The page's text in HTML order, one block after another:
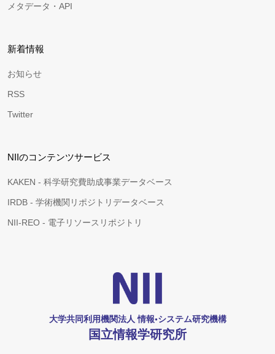
メタデータ・API
新着情報
お知らせ
RSS
Twitter
NIIのコンテンツサービス
KAKEN - 科学研究費助成事業データベース
IRDB - 学術機関リポジトリデータベース
NII-REO - 電子リソースリポジトリ
大学共同利用機関法人 情報•システム研究機構
国立情報学研究所